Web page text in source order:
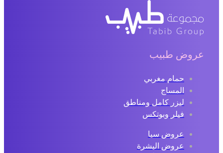
عروض طبيب
حمام مغربي
المساج
ليزر كامل ومناطق
فيلر وبوتكس
عروض سبا
عروض البشرة